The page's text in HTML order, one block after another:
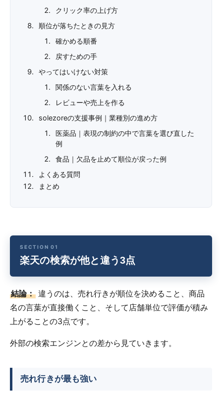
クリック率の上げ方
順位が落ちたときの見方
確かめる順番
戻すための手
やってはいけない対策
関係のない言葉を入れる
レビューや売上を作る
solezoreの支援事例｜業種別の進め方
医薬品｜表現の制約の中で言葉を選び直した
例
食品｜欠品を止めて順位が戻った例
よくある質問
まとめ
楽天の検索が他と違う3点
結論： 違うのは、売れ行きが順位を決めること、商品
名の言葉が直接働くこと、そして店舗単位で評価が積み
上がることの3点です。
外部の検索エンジンとの差から見ていきます。
売れ行きが最も強い